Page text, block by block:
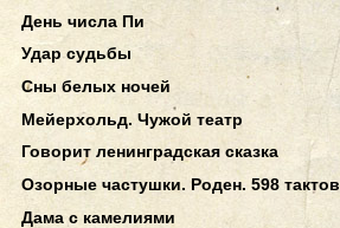
День числа Пи
Удар судьбы
Сны белых ночей
Мейерхольд. Чужой театр
Говорит ленинградская сказка
Озорные частушки. Роден. 598 тактов
Дама с камелиями